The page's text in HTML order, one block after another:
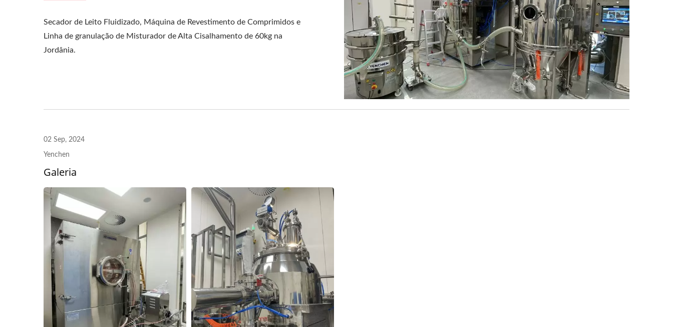
Secador de Leito Fluidizado, Máquina de Revestimento de Comprimidos e
Linha de granulação de Misturador de Alta Cisalhamento de 60kg na
Jordânia.
02 Sep, 2024
Yenchen
Galeria